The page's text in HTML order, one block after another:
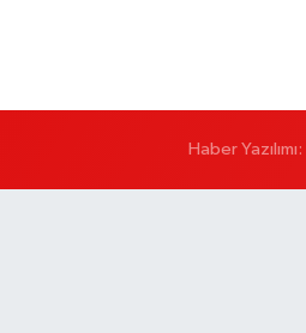
Haber Yazılımı: